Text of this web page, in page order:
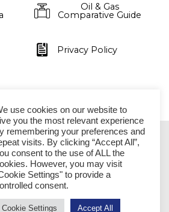
Oil & Gas
Comparative Guide
Privacy Policy
SÃO PAULO
VITÓRIA
andar - Ed. RB1- Centro, Rio de Janeiro -
use cookies on our website to
you the most relevant experience
remembering your preferences and
visits. By clicking “Accept All”,
consent to the use of ALL the
However, you may visit
Settings" to provide a
consent.
Cookie Settings Accept All